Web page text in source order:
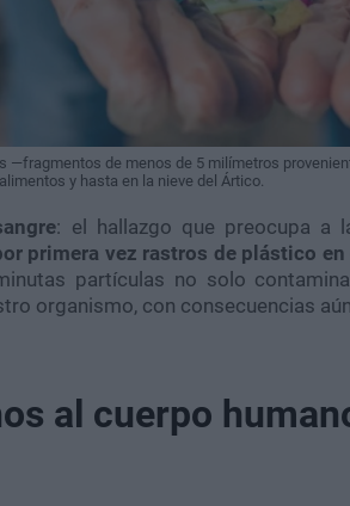
—fragmentos de menos de 5 milímetros
y hasta en la nieve del Ártico.
: el hallazgo que preocupa a
primera vez rastros de plástico
partículas no solo
organismo, con consecuencias
al cuerpo